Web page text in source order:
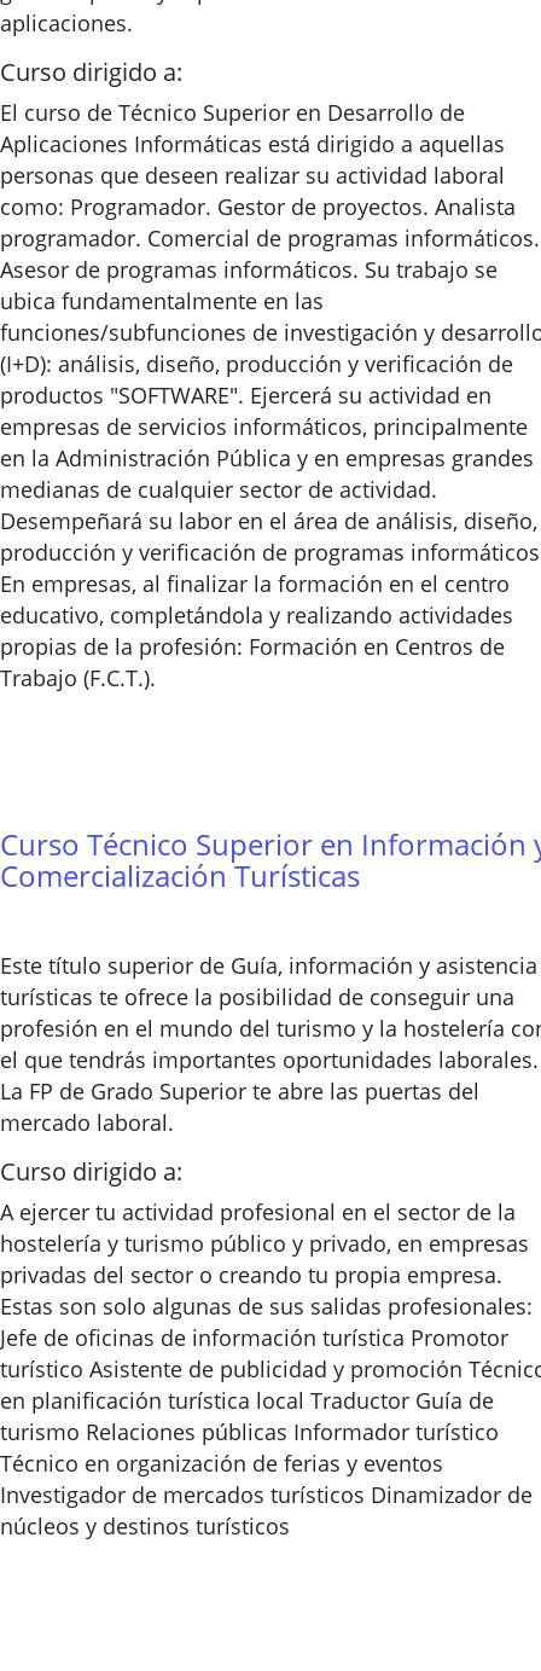
aplicaciones.
Curso dirigido a:
El curso de Técnico Superior en Desarrollo de
Aplicaciones Informáticas está dirigido a aquellas
personas que deseen realizar su actividad laboral
como: Programador. Gestor de proyectos. Analista
programador. Comercial de programas informáticos.
Asesor de programas informáticos. Su trabajo se
ubica fundamentalmente en las
funciones/subfunciones de investigación y
(I+D): análisis, diseño, producción y verificación de
productos "SOFTWARE". Ejercerá su actividad en
empresas de servicios informáticos, principalmente
en la Administración Pública y en empresas grandes
medianas de cualquier sector de actividad.
Desempeñará su labor en el área de análisis, diseño,
producción y verificación de programas
En empresas, al finalizar la formación en el centro
educativo, completándola y realizando actividades
propias de la profesión: Formación en Centros de
Trabajo (F.C.T.).
Curso Técnico Superior en Información
Comercialización Turísticas
Este título superior de Guía, información y asistencia
turísticas te ofrece la posibilidad de conseguir una
profesión en el mundo del turismo y la hostelería
el que tendrás importantes oportunidades laborales.
La FP de Grado Superior te abre las puertas del
mercado laboral.
Curso dirigido a:
A ejercer tu actividad profesional en el sector de la
hostelería y turismo público y privado, en empresas
privadas del sector o creando tu propia empresa.
Estas son solo algunas de sus salidas profesionales:
Jefe de oficinas de información turística Promotor
turístico Asistente de publicidad y promoción
en planificación turística local Traductor Guía de
turismo Relaciones públicas Informador turístico
Técnico en organización de ferias y eventos
Investigador de mercados turísticos Dinamizador de
núcleos y destinos turísticos